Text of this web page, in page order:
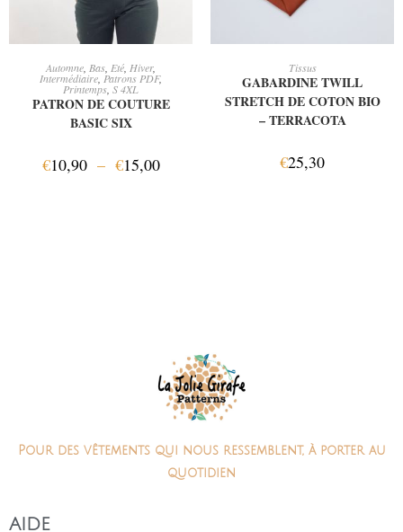
CHOIX DES OPTIONS
Automne Bas Eté Hiver,
Intermédiaire Patrons PDF,
Printemps S 4XL
PATRON DE COUTURE
BASIC SIX
€10,90 – €15,00
Tissus
GABARDINE TWILL
STRETCH DE COTON BIO
– TERRACOTA
€25,30
Pour des vêtements qui nous ressemblent, à porter au
quotidien
AIDE